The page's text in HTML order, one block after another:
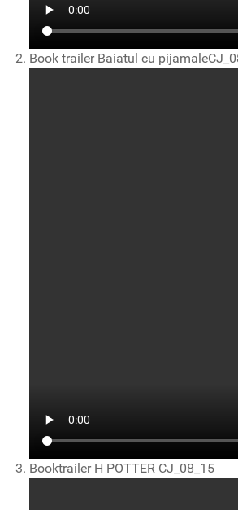
Book trailer Baiatul cu
Booktrailer H POTTER CJ_08_15